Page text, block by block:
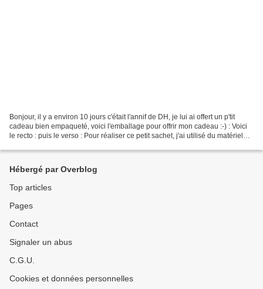
Bonjour, il y a environ 10 jours c'était l'annif de DH, je lui ai offert un p'tit
cadeau bien empaqueté, voici l'emballage pour offrir mon cadeau :-) : Voici
le recto : puis le verso : Pour réaliser ce petit sachet, j'ai utilisé du matériel
Hébergé par Overblog
Top articles
Pages
Contact
Signaler un abus
C.G.U.
Cookies et données personnelles